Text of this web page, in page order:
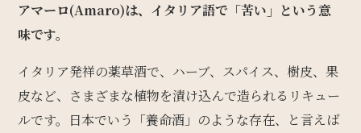
アマーロ(Amaro)は、イタリア語で「苦い」という意
味です。
イタリア発祥の薬草酒で、ハーブ、スパイス、樹皮、果
皮など、さまざまな植物を漬け込んで造られるリキュー
ルです。日本でいう「養命酒」のような存在、と言えば